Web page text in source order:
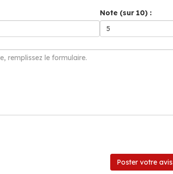
Note (sur 10) :
Poster votre avis